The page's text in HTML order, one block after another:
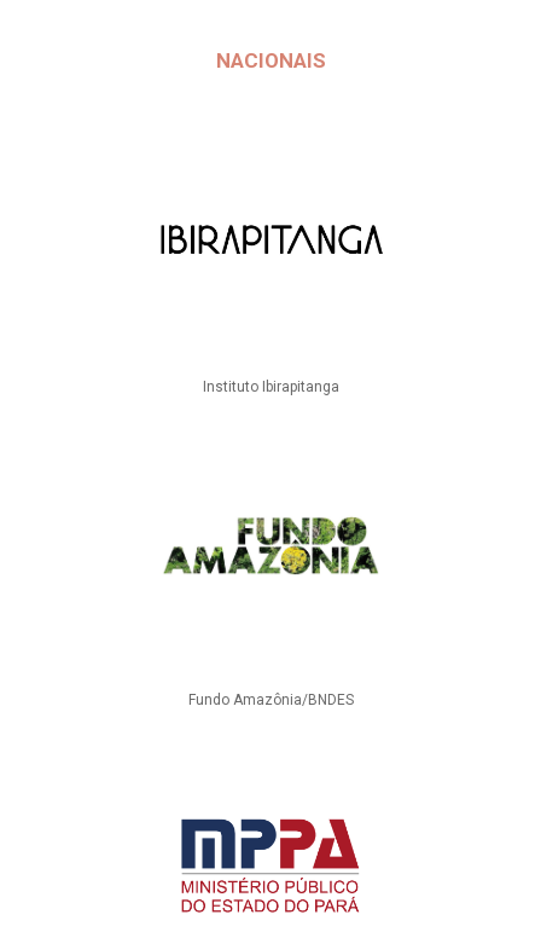
NACIONAIS
Instituto Ibirapitanga
Fundo Amazônia/BNDES